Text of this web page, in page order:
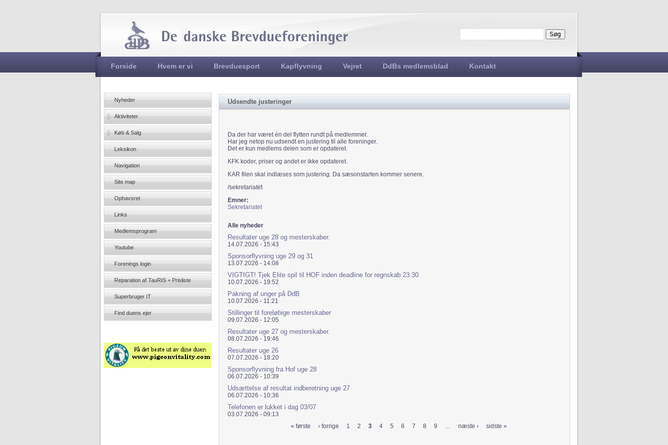
Søgefelt
Søg
Hovedmenu
Forside Hvem er vi Brevduesport Kapflyvning Vejret DdBs medlemsblad Kontakt
Udsendte justeringer
Da der har været én del flytten rundt på medlemmer.
Har jeg netop nu udsendt en justering til alle foreninger.
Det er kun medlems delen som er opdateret.
KFK koder, priser og andet er ikke opdateret.
KAR filen skal indlæses som justering. Da sæsonstarten kommer senere.
/sekretariatet
Emner:
Sekretariatet
Alle nyheder
Resultater uge 28 og mesterskaber.
14.07.2026 - 15:43
Sponsorflyvning uge 29 og 31
13.07.2026 - 14:08
VIGTIGT! Tjek Elite spil til HOF inden deadline for regnskab 23:30
10.07.2026 - 19:52
Pakning af unger på DdB
10.07.2026 - 11:21
Stillinger til foreløbige mesterskaber
09.07.2026 - 12:05
Resultater uge 27 og mesterskaber.
08.07.2026 - 19:46
Resultater uge 26
07.07.2026 - 18:20
Sponsorflyvning fra Hof uge 28
06.07.2026 - 10:39
Udsættelse af resultat indberetning uge 27
06.07.2026 - 10:36
Telefonen er lukket i dag 03/07
03.07.2026 - 09:13
« første ‹ forrige 1 2 3 4 5 6 7 8 9 … næste › sidste »
Nyheder
Aktiviteter
Køb & Salg
Leksikon
Navigation
Site map
Ophavsret
Links
Medlemsprogram
Youtube
Forenings login
Reparation af TauRIS + Prisliste
Superbruger IT
Find duens ejer